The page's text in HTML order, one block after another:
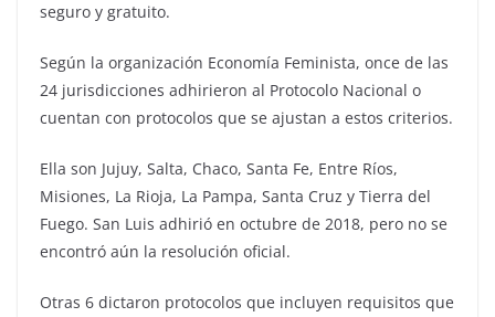
seguro y gratuito.
Según la organización Economía Feminista, once de las
24 jurisdicciones adhirieron al Protocolo Nacional o
cuentan con protocolos que se ajustan a estos criterios.
Ella son Jujuy, Salta, Chaco, Santa Fe, Entre Ríos,
Misiones, La Rioja, La Pampa, Santa Cruz y Tierra del
Fuego. San Luis adhirió en octubre de 2018, pero no se
encontró aún la resolución oficial.
Otras 6 dictaron protocolos que incluyen requisitos que